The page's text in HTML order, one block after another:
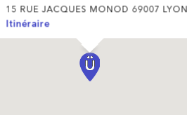
15 RUE JACQUES MONOD 69007 LYON
Itinéraire